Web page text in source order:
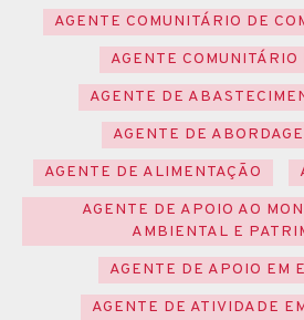
AGENTE COMUNITÁRIO DE
AGENTE COMUNITÁRIO
AGENTE DE
AGENTE DE
AGENTE DE ALIMENTAÇÃO
AGENTE DE APOIO AO
AMBIENTAL E
AGENTE DE APOIO EM
AGENTE DE ATIVIDADE